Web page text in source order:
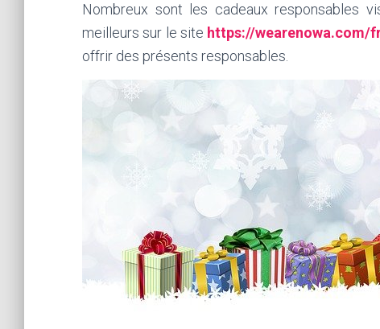
Nombreux sont les cadeaux responsables
meilleurs sur le site https://wearenowa.com/
offrir des présents responsables.